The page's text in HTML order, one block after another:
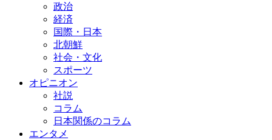
政治
経済
国際・日本
北朝鮮
社会・文化
スポーツ
オピニオン
社説
コラム
日本関係のコラム
エンタメ